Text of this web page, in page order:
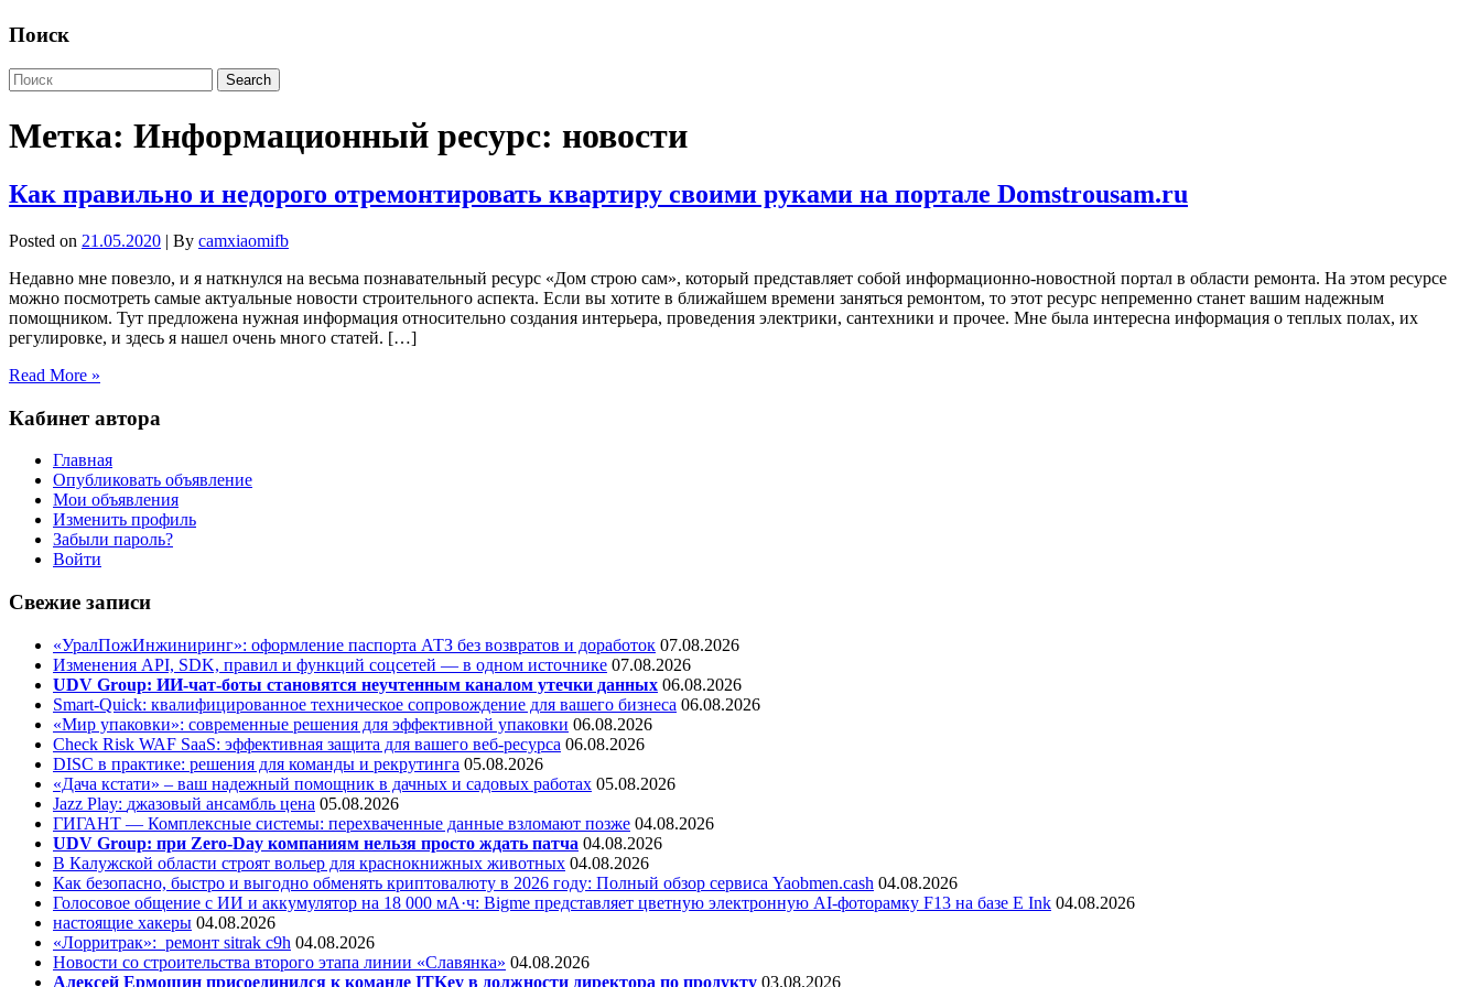
Поиск
Метка: Информационный ресурс: новости
Как правильно и недорого отремонтировать квартиру своими руками на портале Domstrousam.ru
Posted on 21.05.2020 | By camxiaomifb
Недавно мне повезло, и я наткнулся на весьма познавательный ресурс «Дом строю сам», который представляет собой информационно-новостной портал в области ремонта. На этом ресурсе
можно посмотреть самые актуальные новости строительного аспекта. Если вы хотите в ближайшем времени заняться ремонтом, то этот ресурс непременно станет вашим надежным
помощником. Тут предложена нужная информация относительно создания интерьера, проведения электрики, сантехники и прочее. Мне была интересна информация о теплых полах, их
регулировке, и здесь я нашел очень много статей. […]
Read More »
Кабинет автора
Главная
Опубликовать объявление
Мои объявления
Изменить профиль
Забыли пароль?
Войти
Свежие записи
«УралПожИнжиниринг»: оформление паспорта АТЗ без возвратов и доработок 07.08.2026
Изменения API, SDK, правил и функций соцсетей — в одном источнике 07.08.2026
UDV Group: ИИ-чат-боты становятся неучтенным каналом утечки данных 06.08.2026
Smart-Quick: квалифицированное техническое сопровождение для вашего бизнеса 06.08.2026
«Мир упаковки»: современные решения для эффективной упаковки 06.08.2026
Check Risk WAF SaaS: эффективная защита для вашего веб-ресурса 06.08.2026
DISC в практике: решения для команды и рекрутинга 05.08.2026
«Дача кстати» – ваш надежный помощник в дачных и садовых работах 05.08.2026
Jazz Play: джазовый ансамбль цена 05.08.2026
ГИГАНТ — Комплексные системы: перехваченные данные взломают позже 04.08.2026
UDV Group: при Zero-Day компаниям нельзя просто ждать патча 04.08.2026
В Калужской области строят вольер для краснокнижных животных 04.08.2026
Как безопасно, быстро и выгодно обменять криптовалюту в 2026 году: Полный обзор сервиса Yaobmen.cash 04.08.2026
Голосовое общение с ИИ и аккумулятор на 18 000 мА·ч: Bigme представляет цветную электронную AI-фоторамку F13 на базе E Ink 04.08.2026
настоящие хакеры 04.08.2026
«Лорритрак»: ремонт sitrak c9h 04.08.2026
Новости со строительства второго этапа линии «Славянка» 04.08.2026
Алексей Ермошин присоединился к команде ITKey в должности директора по продукту 03.08.2026